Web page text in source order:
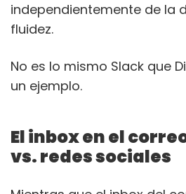
independientemente de la
fluidez.
No es lo mismo Slack que
un ejemplo.
El inbox en el
vs. redes sociales